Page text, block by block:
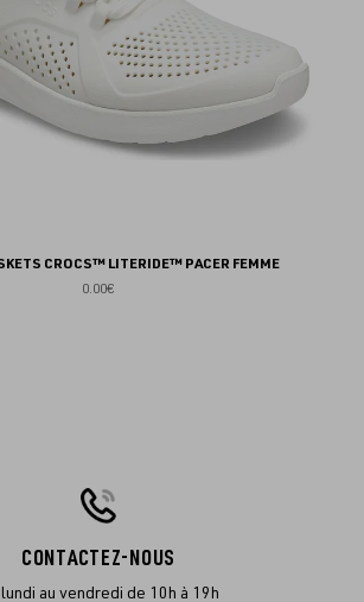
CROCS™ LITERIDE™ PACER FEMME
0.00€
CONTACTEZ-NOUS
au vendredi de 10h à 19h